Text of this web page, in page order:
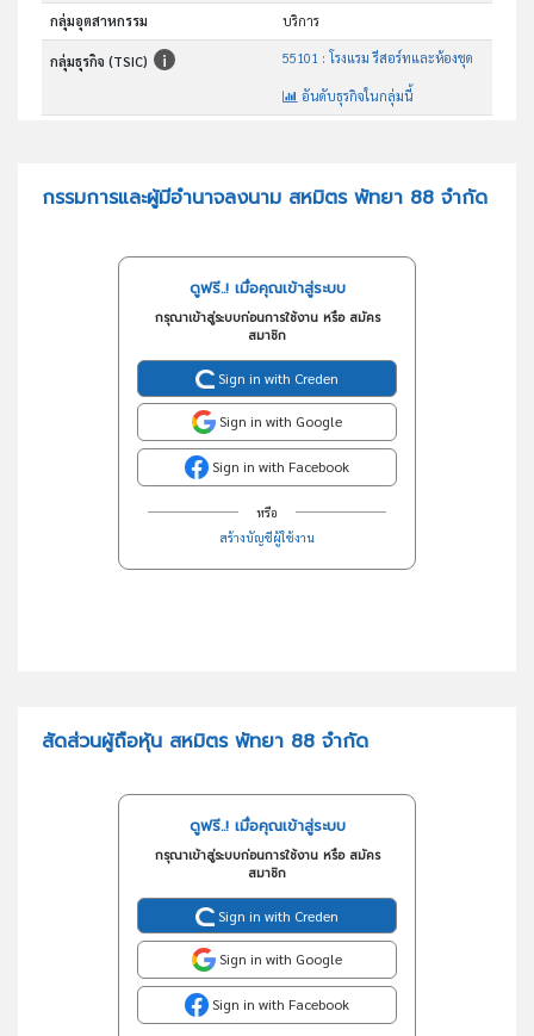
กลุ่มอุตสาหกรรม บริการ
กลุ่มธุรกิจ (TSIC) 55101 : โรงแรม รีสอร์ทและห้องชุด
อันดับธุรกิจในกลุ่มนี้
กรรมการและผู้มีอำนาจลงนาม สหมิตร พัทยา 88 จำกัด
ดูฟรี..! เมื่อคุณเข้าสู่ระบบ
กรุณาเข้าสู่ระบบก่อนการใช้งาน หรือ สมัคร
สมาชิก
Sign in with Creden
Sign in with Google
Sign in with Facebook
หรือ
สร้างบัญชีผู้ใช้งาน
สัดส่วนผู้ถือหุ้น สหมิตร พัทยา 88 จำกัด
ดูฟรี..! เมื่อคุณเข้าสู่ระบบ
กรุณาเข้าสู่ระบบก่อนการใช้งาน หรือ สมัคร
สมาชิก
Sign in with Creden
Sign in with Google
Sign in with Facebook